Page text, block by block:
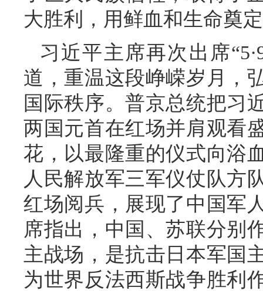
大胜利，用鲜血和生命奠
习近平主席再次出席
道，重温这段峥嵘岁月，
国际秩序。普京总统把习
两国元首在红场并肩观看
花，以最隆重的仪式向浴
人民解放军三军仪仗队方
红场阅兵，展现了中国军
席指出，中国、苏联分别
主战场，是抗击日本军国
为世界反法西斯战争胜利